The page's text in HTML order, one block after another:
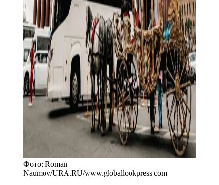
Фото: Roman
Naumov/URA.RU/www.globallookpress.com